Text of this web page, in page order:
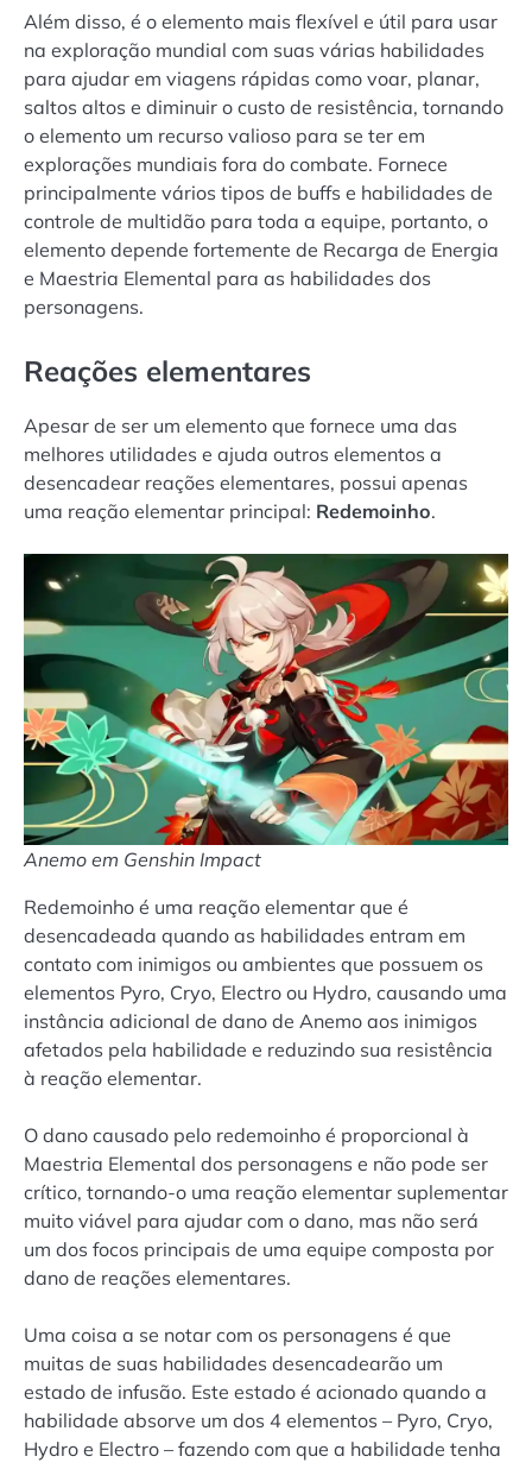
Além disso, é o elemento mais flexível e útil para usar
na exploração mundial com suas várias habilidades
para ajudar em viagens rápidas como voar, planar,
saltos altos e diminuir o custo de resistência, tornando
o elemento um recurso valioso para se ter em
explorações mundiais fora do combate. Fornece
principalmente vários tipos de buffs e habilidades de
controle de multidão para toda a equipe, portanto, o
elemento depende fortemente de Recarga de Energia
e Maestria Elemental para as habilidades dos
personagens.
Reações elementares
Apesar de ser um elemento que fornece uma das
melhores utilidades e ajuda outros elementos a
desencadear reações elementares, possui apenas
uma reação elementar principal: Redemoinho.
Anemo em Genshin Impact
Redemoinho é uma reação elementar que é
desencadeada quando as habilidades entram em
contato com inimigos ou ambientes que possuem os
elementos Pyro, Cryo, Electro ou Hydro, causando uma
instância adicional de dano de Anemo aos inimigos
afetados pela habilidade e reduzindo sua resistência
à reação elementar.
O dano causado pelo redemoinho é proporcional à
Maestria Elemental dos personagens e não pode ser
crítico, tornando-o uma reação elementar suplementar
muito viável para ajudar com o dano, mas não será
um dos focos principais de uma equipe composta por
dano de reações elementares.
Uma coisa a se notar com os personagens é que
muitas de suas habilidades desencadearão um
estado de infusão. Este estado é acionado quando a
habilidade absorve um dos 4 elementos – Pyro, Cryo,
Hydro e Electro – fazendo com que a habilidade tenha